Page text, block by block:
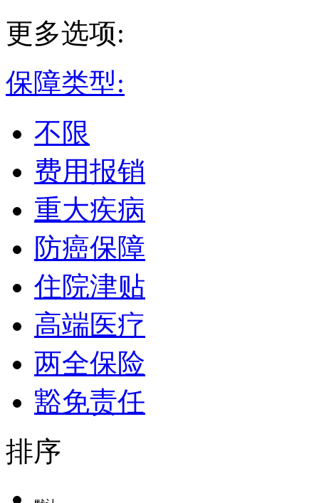
更多选项:
保障类型:
不限
费用报销
重大疾病
防癌保障
住院津贴
高端医疗
两全保险
豁免责任
排序